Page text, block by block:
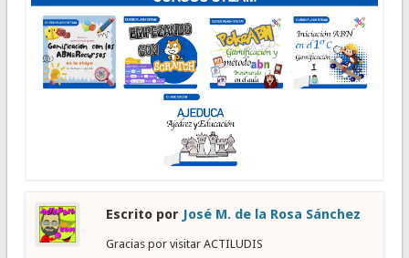
Escrito por José M. de la Rosa Sánchez
Gracias por visitar ACTILUDIS